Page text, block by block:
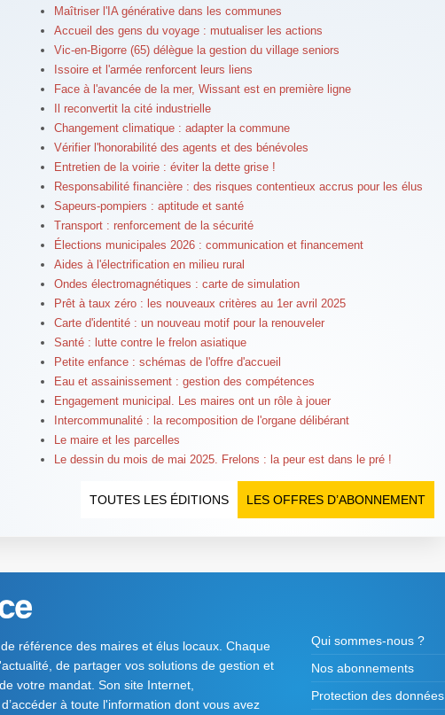
Maîtriser l'IA générative dans les communes
Accueil des gens du voyage : mutualiser les actions
Vic-en-Bigorre (65) délègue la gestion du village seniors
Issoire et l'armée renforcent leurs liens
Face à l'avancée de la mer, Wissant est en première ligne
Il reconvertit la cité industrielle
Changement climatique : adapter la commune
Vérifier l'honorabilité des agents et des bénévoles
Entretien de la voirie : éviter la dette grise !
Responsabilité financière : des risques contentieux accrus pour les élus
Sapeurs-pompiers : aptitude et santé
Transport : renforcement de la sécurité
Élections municipales 2026 : communication et financement
Aides à l'électrification en milieu rural
Ondes électromagnétiques : carte de simulation
Prêt à taux zéro : les nouveaux critères au 1er avril 2025
Carte d'identité : un nouveau motif pour la renouveler
Santé : lutte contre le frelon asiatique
Petite enfance : schémas de l'offre d'accueil
Eau et assainissement : gestion des compétences
Engagement municipal. Les maires ont un rôle à jouer
Intercommunalité : la recomposition de l'organe délibérant
Le maire et les parcelles
Le dessin du mois de mai 2025. Frelons : la peur est dans le pré !
LES OFFRES D’ABONNEMENT
TOUTES LES ÉDITIONS
référence des maires et élus locaux. Chaque
de partager vos solutions de gestion et
votre mandat. Son site Internet,
à toute l'information dont vous avez
Qui sommes-nous ?
Nos abonnements
Protection des données